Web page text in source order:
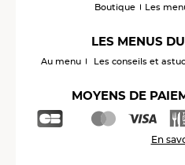
Boutique
Les
LES MENUS
Au menu Les conseils et
MOYENS DE
En